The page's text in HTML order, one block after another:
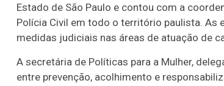
Estado de São Paulo e contou com a
Polícia Civil em todo o território paulista. As
medidas judiciais nas áreas de atuação de
A secretária de Políticas para a Mulher,
entre prevenção, acolhimento e